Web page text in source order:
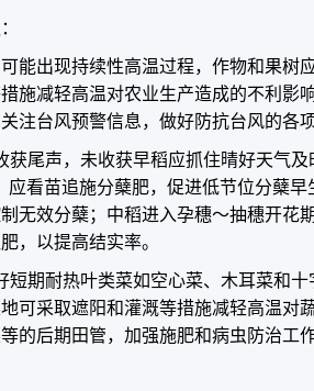
出现持续性高温过程，作物和果树
施减轻高温对农业生产造成的不利影
注台风预警信息，做好防抗台风的各
尾声，未收获早稻应抓住晴好天气及
应看苗追施分蘖肥，促进低节位分蘖
无效分蘖；中稻进入孕穗～抽穗开花
，以提高结实率。
期耐热叶类菜如空心菜、木耳菜和十
可采取遮阳和灌溉等措施减轻高温对
的后期田管，加强施肥和病虫防治工